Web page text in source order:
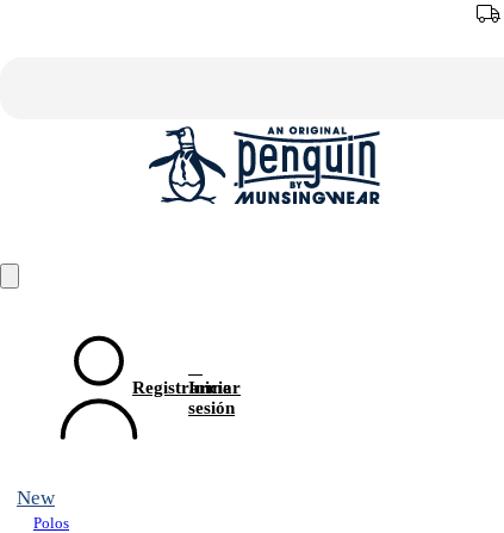
Iniciar
sesión
Registrarme
New
Polos